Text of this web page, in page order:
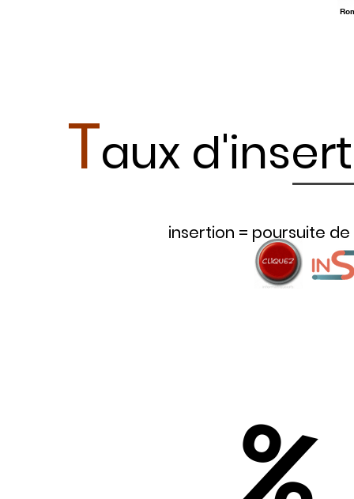
Taux
insertion = poursuite